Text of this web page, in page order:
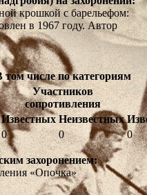
крошкой с барельефом:
в 1967 году. Автор
том числе по категориям
Участников
сопротивления
Известных Неизвестных
0 0 0
захоронением:
«Опочка»